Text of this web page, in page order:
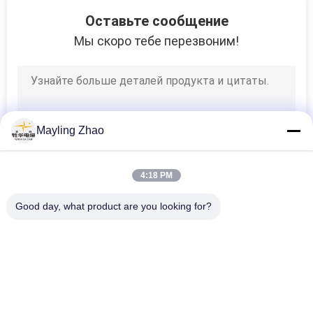
Экранированный
кабель
кабель
Оставьте сообщение
Мы скоро тебе перезвоним!
Mayling Zhao
4:18 PM
Good day, what product are you looking for?